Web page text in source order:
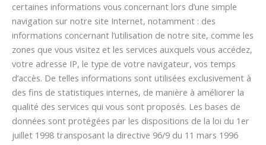
certaines informations vous concernant lors d’une simple
navigation sur notre site Internet, notamment : des
informations concernant l’utilisation de notre site, comme les
zones que vous visitez et les services auxquels vous accédez,
votre adresse IP, le type de votre navigateur, vos temps
d’accès. De telles informations sont utilisées exclusivement à
des fins de statistiques internes, de manière à améliorer la
qualité des services qui vous sont proposés. Les bases de
données sont protégées par les dispositions de la loi du 1er
juillet 1998 transposant la directive 96/9 du 11 mars 1996